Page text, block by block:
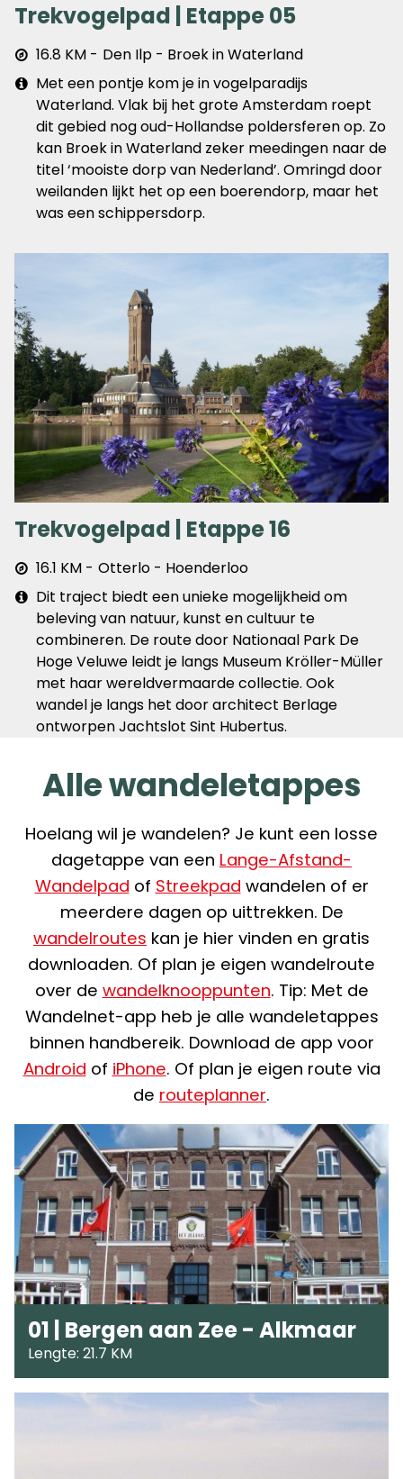
Trekvogelpad | Etappe 05
Afstand
&
plaats
16.8 KM
Den Ilp - Broek in Waterland
Extra
info
Met een pontje kom je in vogelparadijs
Waterland. Vlak bij het grote Amsterdam roept
dit gebied nog oud-Hollandse poldersferen op. Zo
kan Broek in Waterland zeker meedingen naar de
titel ‘mooiste dorp van Nederland’. Omringd door
weilanden lijkt het op een boerendorp, maar het
was een schippersdorp.
Trekvogelpad | Etappe 16
Afstand
&
plaats
16.1 KM
Otterlo - Hoenderloo
Extra
info
Dit traject biedt een unieke mogelijkheid om
beleving van natuur, kunst en cultuur te
combineren. De route door Nationaal Park De
Hoge Veluwe leidt je langs Museum Kröller-Müller
met haar wereldvermaarde collectie. Ook
wandel je langs het door architect Berlage
ontworpen Jachtslot Sint Hubertus.
Alle wandeletappes
Hoelang wil je wandelen? Je kunt een losse
dagetappe van een Lange-Afstand-
Wandelpad of Streekpad wandelen of er
meerdere dagen op uittrekken. De
wandelroutes kan je hier vinden en gratis
downloaden. Of plan je eigen wandelroute
over de wandelknooppunten. Tip: Met de
Wandelnet-app heb je alle wandeletappes
binnen handbereik. Download de app voor
Android of iPhone. Of plan je eigen route via
de routeplanner.
01 | Bergen aan Zee - Alkmaar
Lengte: 21.7 KM